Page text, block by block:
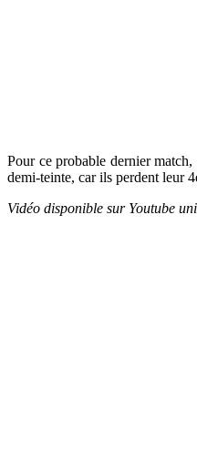
Pour ce probable dernier
demi-teinte, car ils perdent leur
Vidéo disponible sur Youtube